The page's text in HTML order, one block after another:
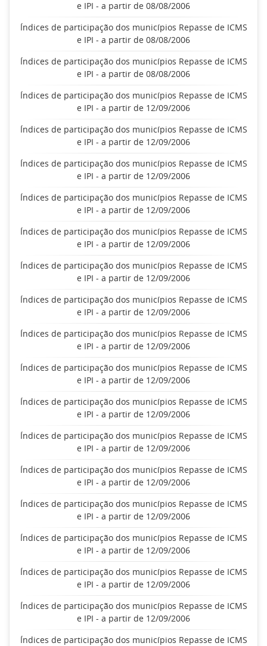
e IPI - a partir de 08/08/2006
Índices de participação dos municípios Repasse de ICMS
e IPI - a partir de 08/08/2006
Índices de participação dos municípios Repasse de ICMS
e IPI - a partir de 08/08/2006
Índices de participação dos municípios Repasse de ICMS
e IPI - a partir de 12/09/2006
Índices de participação dos municípios Repasse de ICMS
e IPI - a partir de 12/09/2006
Índices de participação dos municípios Repasse de ICMS
e IPI - a partir de 12/09/2006
Índices de participação dos municípios Repasse de ICMS
e IPI - a partir de 12/09/2006
Índices de participação dos municípios Repasse de ICMS
e IPI - a partir de 12/09/2006
Índices de participação dos municípios Repasse de ICMS
e IPI - a partir de 12/09/2006
Índices de participação dos municípios Repasse de ICMS
e IPI - a partir de 12/09/2006
Índices de participação dos municípios Repasse de ICMS
e IPI - a partir de 12/09/2006
Índices de participação dos municípios Repasse de ICMS
e IPI - a partir de 12/09/2006
Índices de participação dos municípios Repasse de ICMS
e IPI - a partir de 12/09/2006
Índices de participação dos municípios Repasse de ICMS
e IPI - a partir de 12/09/2006
Índices de participação dos municípios Repasse de ICMS
e IPI - a partir de 12/09/2006
Índices de participação dos municípios Repasse de ICMS
e IPI - a partir de 12/09/2006
Índices de participação dos municípios Repasse de ICMS
e IPI - a partir de 12/09/2006
Índices de participação dos municípios Repasse de ICMS
e IPI - a partir de 12/09/2006
Índices de participação dos municípios Repasse de ICMS
e IPI - a partir de 12/09/2006
Índices de participação dos municípios Repasse de ICMS